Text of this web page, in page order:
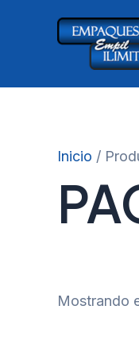
Inicio /
Mostrando